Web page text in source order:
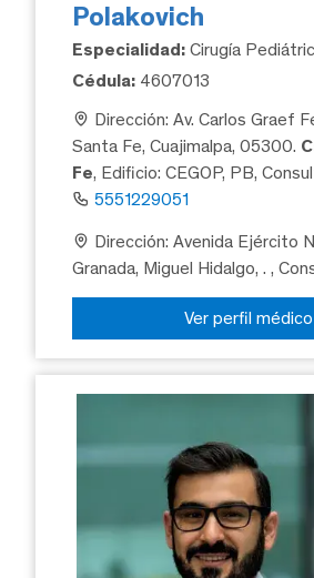
Polakovich
Especialidad: Cirugía
Cédula: 4607013
Dirección: Av. Carlos Graef
Santa Fe, Cuajimalpa, 05300.
Fe, Edificio: CEGOP, PB,
5551229051
Dirección: Avenida Ejército
Granada, Miguel Hidalgo, .,
Ver perfil médico